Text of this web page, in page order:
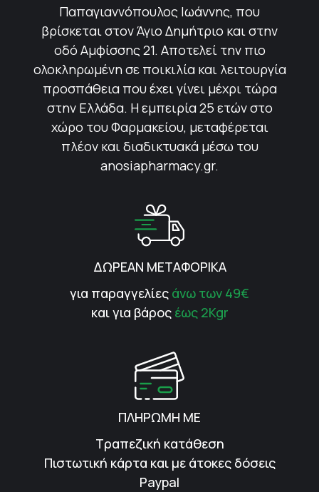
Παπαγιαννόπουλος Ιωάννης, που
βρίσκεται στον Άγιο Δημήτριο και στην
οδό Αμφίσσης 21. Αποτελεί την πιο
ολοκληρωμένη σε ποικιλία και λειτουργία
προσπάθεια που έχει γίνει μέχρι τώρα
στην Ελλάδα. Η εμπειρία 25 ετών στο
χώρο του Φαρμακείου, μεταφέρεται
πλέον και διαδικτυακά μέσω του
anosiapharmacy.gr.
ΔΩΡΕΑΝ ΜΕΤΑΦΟΡΙΚΑ
για παραγγελίες άνω των 49€
και για βάρος έως 2Kgr
ΠΛΗΡΩΜΗ ΜΕ
Τραπεζική κατάθεση
Πιστωτική κάρτα και με άτοκες δόσεις
Paypal